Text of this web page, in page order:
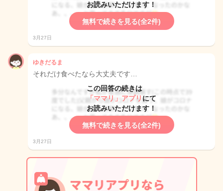
お読みいただけます！
無料で続きを見る(全2件)
3月27日
ゆきだるま
それだけ食べたなら大丈夫です…
この回答の続きは
「ママリ」アプリ にて
お読みいただけます！
無料で続きを見る(全2件)
3月27日